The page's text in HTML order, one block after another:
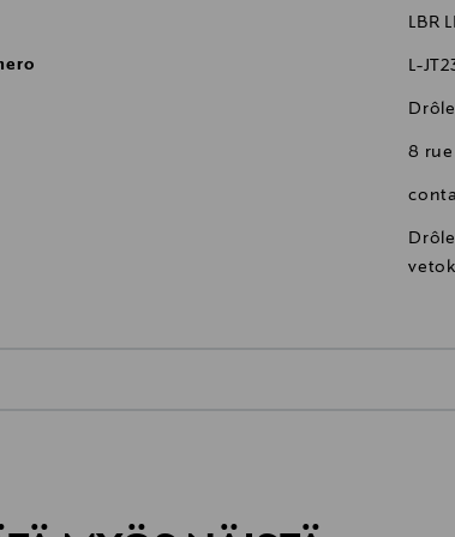
LBR
L-
8